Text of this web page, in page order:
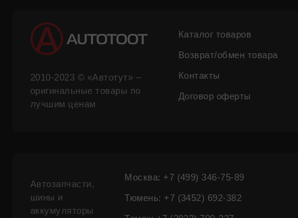
2010-2023 © «Автотут» –
оригинальные товары по
лучшим ценам
Каталог товаров
Возврат/обмен товара
Контакты
Договор оферты
Автозапчасти,
шины и
аккумуляторы
Москва: +7 (499) 346-75-89
Тюмень: +7 (3452) 692-382